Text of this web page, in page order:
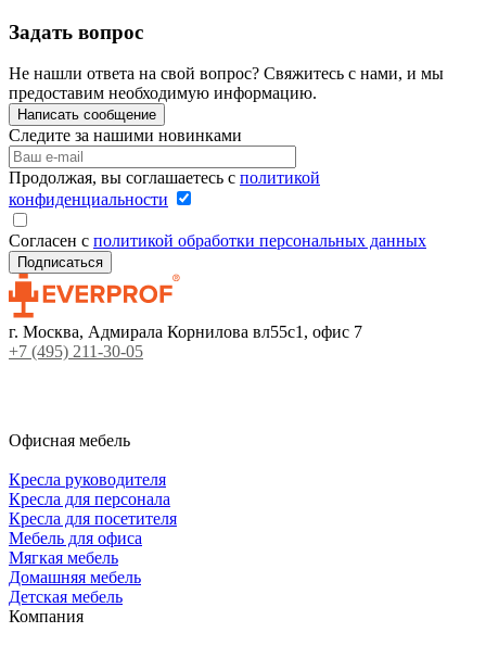
Задать вопрос
Не нашли ответа на свой вопрос? Свяжитесь с нами, и мы
предоставим необходимую информацию.
Написать сообщение
Следите за нашими новинками
Продолжая, вы соглашаетесь с политикой
конфиденциальности
Согласен с политикой обработки персональных данных
г. Москва, Адмирала Корнилова вл55с1, офис 7
+7 (495) 211-30-05
Офисная мебель
Кресла руководителя
Кресла для персонала
Кресла для посетителя
Мебель для офиса
Мягкая мебель
Домашняя мебель
Детская мебель
Компания